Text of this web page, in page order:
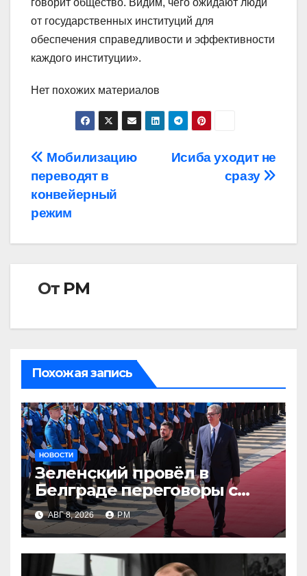
говорит общество. Видим, чего ожидают люди
от государственных институций для
обеспечения справедливости и эффективности
каждого институции».
Нет похожих материалов
Навигация
по
записям
Исиба уходит не
сразу
Мобилизацию
переводят в
конвейерный
режим
От РМ
Похожая запись
НОВОСТИ
Зеленский провёл в
Белграде переговоры с
Вучичем
АВГ 8, 2026 РМ